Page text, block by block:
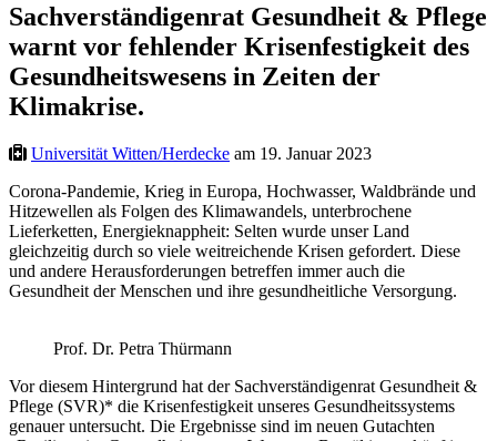
Sachverständigenrat Gesundheit & Pflege
warnt vor fehlender Krisenfestigkeit des
Gesundheitswesens in Zeiten der
Klimakrise.
Universität Witten/Herdecke am 19. Januar 2023
Corona-Pandemie, Krieg in Europa, Hochwasser, Waldbrände und
Hitzewellen als Folgen des Klimawandels, unterbrochene
Lieferketten, Energieknappheit: Selten wurde unser Land
gleichzeitig durch so viele weitreichende Krisen gefordert. Diese
und andere Herausforderungen betreffen immer auch die
Gesundheit der Menschen und ihre gesundheitliche Versorgung.
Prof. Dr. Petra Thürmann
Vor diesem Hintergrund hat der Sachverständigenrat Gesundheit &
Pflege (SVR)* die Krisenfestigkeit unseres Gesundheitssystems
genauer untersucht. Die Ergebnisse sind im neuen Gutachten